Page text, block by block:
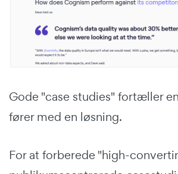
Gode "case studies" fortæller
fører med en løsning.
For at forberede "high-